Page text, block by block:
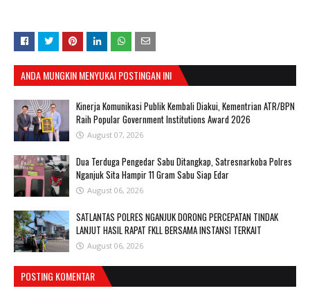
ANDA MUNGKIN MENYUKAI POSTINGAN INI
Kinerja Komunikasi Publik Kembali Diakui, Kementrian ATR/BPN
Raih Popular Government Institutions Award 2026
August 07, 2026
Dua Terduga Pengedar Sabu Ditangkap, Satresnarkoba Polres
Nganjuk Sita Hampir 11 Gram Sabu Siap Edar
August 06, 2026
SATLANTAS POLRES NGANJUK DORONG PERCEPATAN TINDAK
LANJUT HASIL RAPAT FKLL BERSAMA INSTANSI TERKAIT
August 06, 2026
POSTING KOMENTAR